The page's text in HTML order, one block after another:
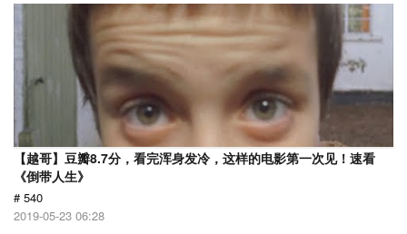
【越哥】豆瓣8.7分，看完浑身发冷，这样的电影第一次见！速看
《倒带人生》
# 540
2019-05-23 06:28